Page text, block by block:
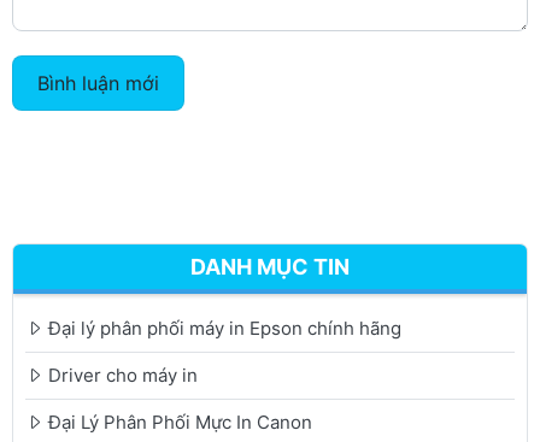
Bình luận mới
DANH MỤC TIN
Đại lý phân phối máy in Epson chính hãng
Driver cho máy in
Đại Lý Phân Phối Mực In Canon